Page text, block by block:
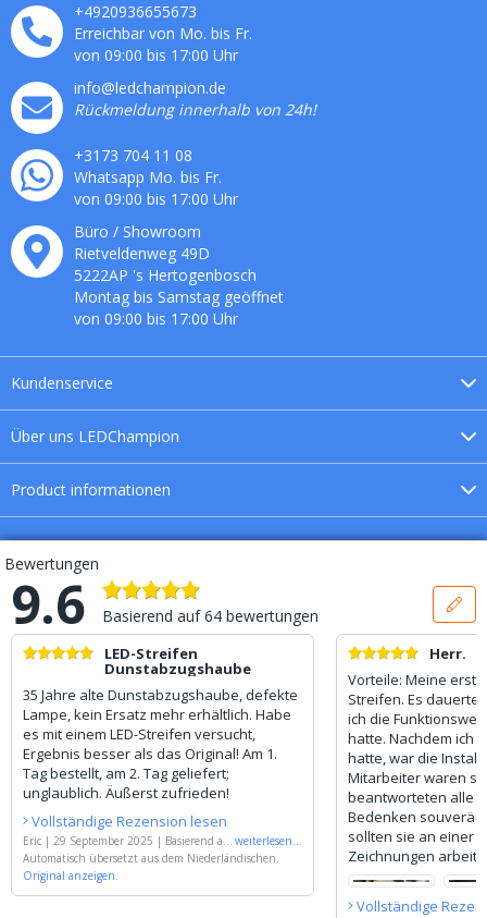
Bewertungen
9.6 Basierend auf 64 bewertungen
LED-Streifen
Dunstabzugshaube
35 Jahre alte Dunstabzugshaube, defekte
Lampe, kein Ersatz mehr erhältlich. Habe
es mit einem LED-Streifen versucht,
Ergebnis besser als das Original! Am 1.
Tag bestellt, am 2. Tag geliefert;
unglaublich. Äußerst zufrieden!
Vollständige Rezension lesen
Eric | 29 September 2025 | Basierend auf
'LED Streifen 1 m Neutralweiß | Einzeln
er Streifen | Premium 120 SMD-LEDs p/
m'
weiterlesen...
Automatisch übersetzt aus dem Niederländischen.
Original anzeigen.
Herr.
Vorteile: Meine erste
Streifen. Es dauerte
ich die
hatte. Nachdem ich
hatte, war die
Mitarbeiter waren
beantworteten alle
Bedenken
sollten sie an einer
Zeichnungen
alles gemacht wird.
Vollständige
Über uns LEDChampion
Product informationen
Kundenservice
+4920936655673
Erreichbar von Mo. bis Fr.
von 09:00 bis 17:00 Uhr
info@ledchampion.de
Rückmeldung innerhalb von 24h!
+3173 704 11 08
Whatsapp Mo. bis Fr.
von 09:00 bis 17:00 Uhr
Büro / Showroom
Rietveldenweg 49D
5222AP 's Hertogenbosch
Montag bis Samstag geöffnet
von 09:00 bis 17:00 Uhr
Jetzt anmelden und 5 €
Willkommensrabatt erhalten!
Vorname
Email
Abonnieren!
Folg uns auf Social Media